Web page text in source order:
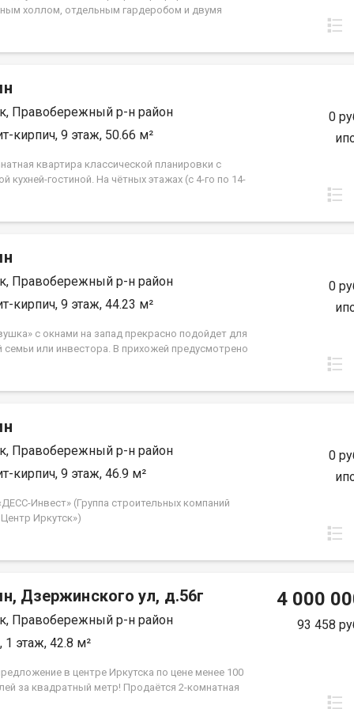
холлом, отдельным гардеробом и двумя
прекрасно подойдет одному взрослому
Инвест» (Группа строительных компаний «Восток
Правобережный р-н район
кирпич, 9 этаж, 50.66 м²
квартира классической планировки с
кухней-гостиной. На чётных этажах (с 4-го по 14-
сторону. Жилые комнаты имеют правильную
строительных компаний «Восток Центр
0
Правобережный р-н район
кирпич, 9 этаж, 44.23 м²
с окнами на запад прекрасно подойдет для
или инвестора. В прихожей предусмотрено
оборудование, которым вы пользуетесь
прямоугольной формы, одна из
ул. Култукскую и исторический центр города.
Инвест» (Группа строительных компаний
Центр Иркутск»)
0
Правобережный р-н район
кирпич, 9 этаж, 46.9 м²
Инвест» (Группа строительных компаний
Иркутск»)
0
Дзержинского ул, д.56г
Правобережный р-н район
1 этаж, 42.8 м²
в центре Иркутска по цене менее 100
за квадратный метр! Продаётся 2-комнатная
4 000
93 458